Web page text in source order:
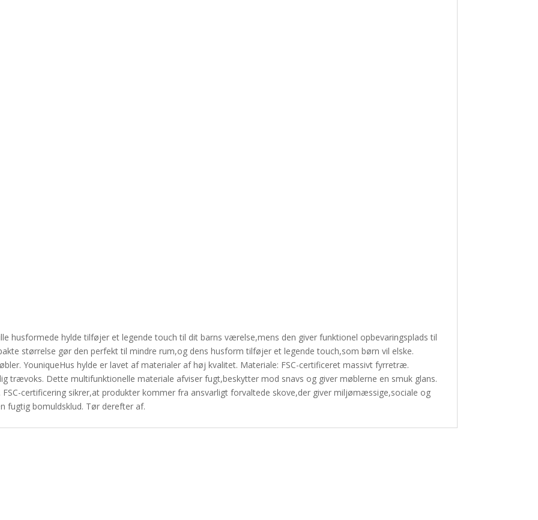
husformede hylde tilføjer et legende touch til dit barns værelse,mens den giver funktionel opbevaringsplads til
størrelse gør den perfekt til mindre rum,og dens husform tilføjer et legende touch,som børn vil elske.
YouniqueHus hylde er lavet af materialer af høj kvalitet. Materiale: FSC-certificeret massivt fyrretræ.
trævoks. Dette multifunktionelle materiale afviser fugt,beskytter mod snavs og giver møblerne en smuk glans.
certificering sikrer,at produkter kommer fra ansvarligt forvaltede skove,der giver miljømæssige,sociale og
fugtig bomuldsklud. Tør derefter af.